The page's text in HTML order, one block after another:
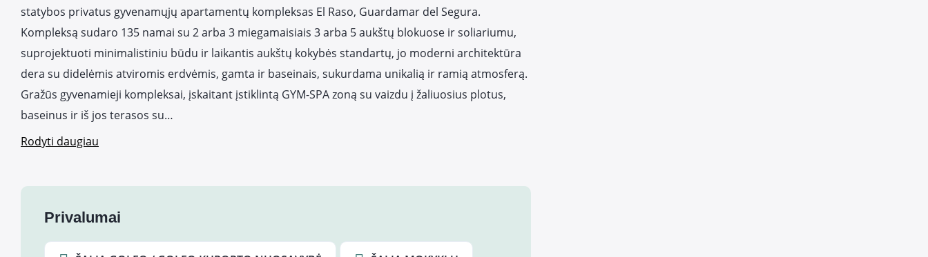
statybos privatus gyvenamųjų apartamentų kompleksas El Raso, Guardamar del Segura.
Kompleksą sudaro 135 namai su 2 arba 3 miegamaisiais 3 arba 5 aukštų blokuose ir soliariumu,
suprojektuoti minimalistiniu būdu ir laikantis aukštų kokybės standartų, jo moderni architektūra
dera su didelėmis atviromis erdvėmis, gamta ir baseinais, sukurdama unikalią ir ramią atmosferą.
Gražūs gyvenamieji kompleksai, įskaitant įstiklintą GYM-SPA zoną su vaizdu į žaliuosius plotus,
baseinus ir iš jos terasos su…
Rodyti daugiau
Privalumai